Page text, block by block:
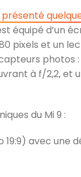
équipé d’un
pixels et un
photos
à f/2,2, et
du Mi 9 :
avec une